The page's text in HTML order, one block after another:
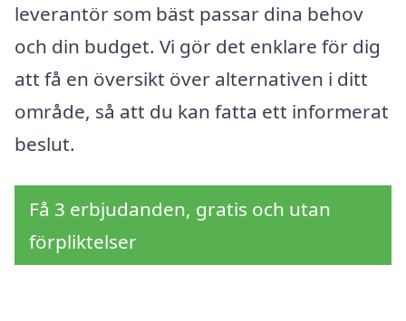
leverantör som bäst passar dina behov
och din budget. Vi gör det enklare för dig
att få en översikt över alternativen i ditt
område, så att du kan fatta ett informerat
beslut.
Få 3 erbjudanden, gratis och utan
förpliktelser